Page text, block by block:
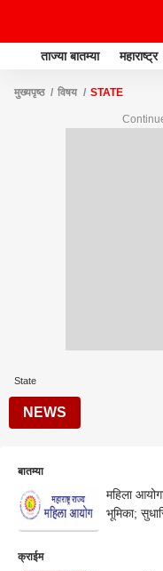
ताज्या बातम्या महाराष्ट्र
मुख्यपृष्ठ विषय STATE
State
NEWS
बातम्या
महिला
भूमिका;
क्राईम